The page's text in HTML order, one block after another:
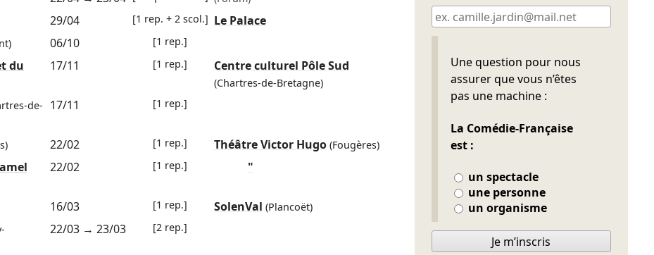
29/04 [1 rep. + 2 scol.] Le Palace
06/10 [1 rep.]
du
17/11 [1 rep.] Centre culturel Pôle Sud
(Chartres-de-Bretagne)
de-
17/11 [1 rep.]
22/02 [1 rep.] Théâtre Victor Hugo (Fougères)
22/02 [1 rep.] "
16/03 [1 rep.] SolenVal (Plancoët)
22/03→ 23/03 [2 rep.]
Une question pour nous
assurer que vous n’êtes
pas une machine :
La Comédie-Française
est :
un spectacle
une personne
un organisme
Ne pas remplir
Je m’inscris